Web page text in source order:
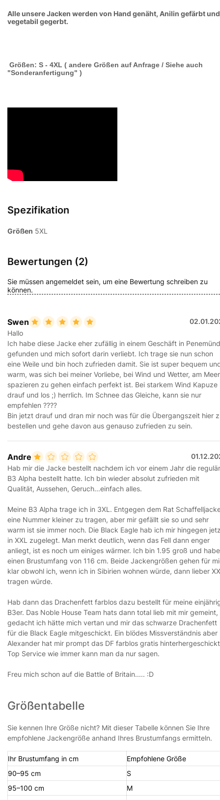
Alle unsere Jacken werden von Hand genäht, Anilin gefärbt und
vegetabil gegerbt.
Größen: S - 4XL ( andere Größen auf Anfrage / Siehe auch
"Sonderanfertigung" )
Spezifikation
Größen 5XL
Bewertungen (2)
Sie müssen angemeldet sein, um eine Bewertung schreiben zu
können.
Swen
Hallo
Ich habe diese Jacke eher zufällig in einem Geschäft in
gefunden und mich sofort darin verliebt. Ich trage sie nun schon
eine Weile und bin hoch zufrieden damit. Sie ist super bequem
warm, was sich bei meiner Vorliebe, bei Wind und Wetter, am Meer
spazieren zu gehen einfach perfekt ist. Bei starkem Wind Kapuze
drauf und los ;) herrlich. Im Schnee das Gleiche, kann sie nur
empfehlen ????
Bin jetzt drauf und dran mir noch was für die Übergangszeit hier
bestellen und gehe davon aus genauso zufrieden zu sein.
Andre
Hab mir die Jacke bestellt nachdem ich vor einem Jahr die
B3 Alpha bestellt hatte. Ich bin wieder absolut zufrieden mit
Qualität, Aussehen, Geruch...einfach alles.
Meine B3 Alpha trage ich in 3XL. Entgegen dem Rat
eine Nummer kleiner zu tragen, aber mir gefällt sie so und sehr
warm ist sie immer noch. Die Black Eagle hab ich mir hingegen
in XXL zugelegt. Man merkt deutlich, wenn das Fell dann enger
anliegt, ist es noch um einiges wärmer. Ich bin 1.95 groß und habe
einen Brustumfang von 116 cm. Beide Jackengrößen gehen für
klar obwohl ich, wenn ich in Sibirien wohnen würde, dann lieber
tragen würde.
Hab dann das Drachenfett farblos dazu bestellt für meine
B3er. Das Noble House Team hats dann total lieb mit mir gemeint,
gedacht ich hätte mich vertan und mir das schwarze Drachenfett
für die Black Eagle mitgeschickt. Ein blödes Missverständnis aber
Alexander hat mir prompt das DF farblos gratis
Top Service wie immer kann man da nur sagen.
Freu mich schon auf die Battle of Britain..... :D
Größentabelle
Sie kennen Ihre Größe nicht? Mit dieser Tabelle können Sie Ihre
empfohlene Jackengröße anhand Ihres Brustumfangs ermitteln.
Ihr Brustumfang in cm
Empfohlene Größe
90–95 cm
S
95–100 cm
M